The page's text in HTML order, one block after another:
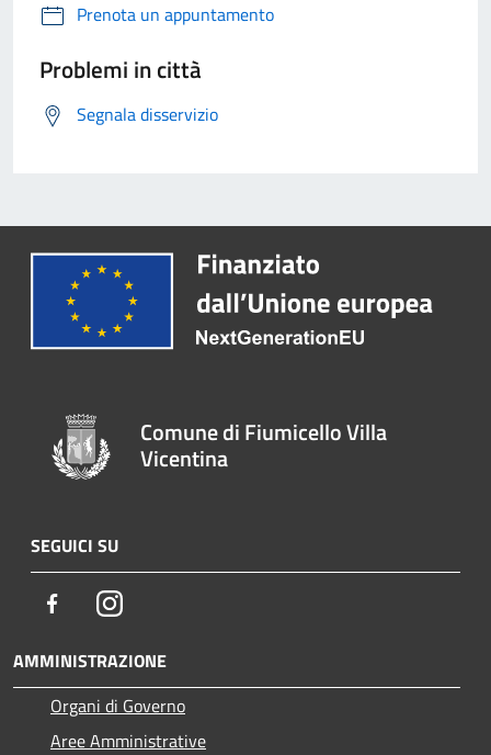
Prenota un appuntamento
Problemi in città
Segnala disservizio
Comune di Fiumicello Villa
Vicentina
SEGUICI SU
FacebookInstagram
AMMINISTRAZIONE
Organi di Governo
Aree Amministrative